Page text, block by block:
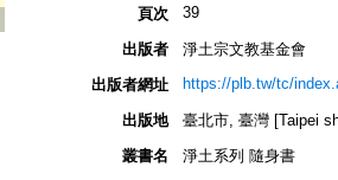
頁次 39
出版者
淨土宗文教基金會
出版者網址
https://plb.tw/tc/
出版地
臺北市, 臺灣 [Taipei
叢書名
淨土系列 隨身書